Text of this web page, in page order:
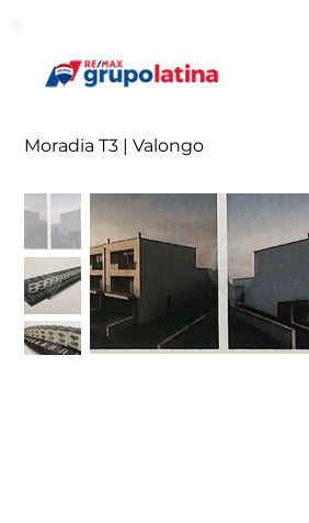
Moradia T3 | Valongo